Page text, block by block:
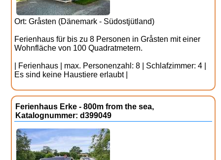
Ort: Gråsten (Dänemark - Südostjütland)
Ferienhaus für bis zu 8 Personen in Gråsten mit einer
Wohnfläche von 100 Quadratmetern.
| Ferienhaus | max. Personenzahl: 8 | Schlafzimmer: 4 |
Es sind keine Haustiere erlaubt |
Ferienhaus Erke - 800m from the sea,
Katalognummer: d399049